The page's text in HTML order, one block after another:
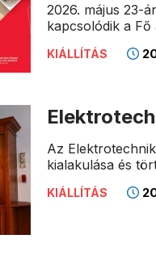
2026. május 23-
kapcsolódik a Fő
KIÁLLÍTÁS
Az
kialakulása és
KIÁLLÍTÁS